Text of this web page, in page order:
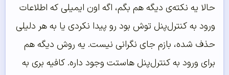
حالا یه نکته‌ی دیگه هم بگم، اگه اون ایمیلی که اطلاعات
ورود به کنترل‌پنل توش بود رو پیدا نکردی یا به هر دلیلی
حذف شده، بازم جای نگرانی نیست. یه روش دیگه هم
برای ورود به کنترل‌پنل هاستت وجود داره. کافیه بری به